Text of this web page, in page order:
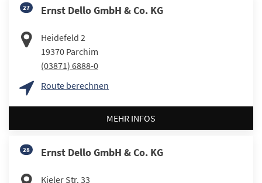
27 Ernst Dello GmbH & Co. KG
Heidefeld 2
19370 Parchim
(03871) 6888-0
Route berechnen
MEHR INFOS
28 Ernst Dello GmbH & Co. KG
Kieler Str. 33